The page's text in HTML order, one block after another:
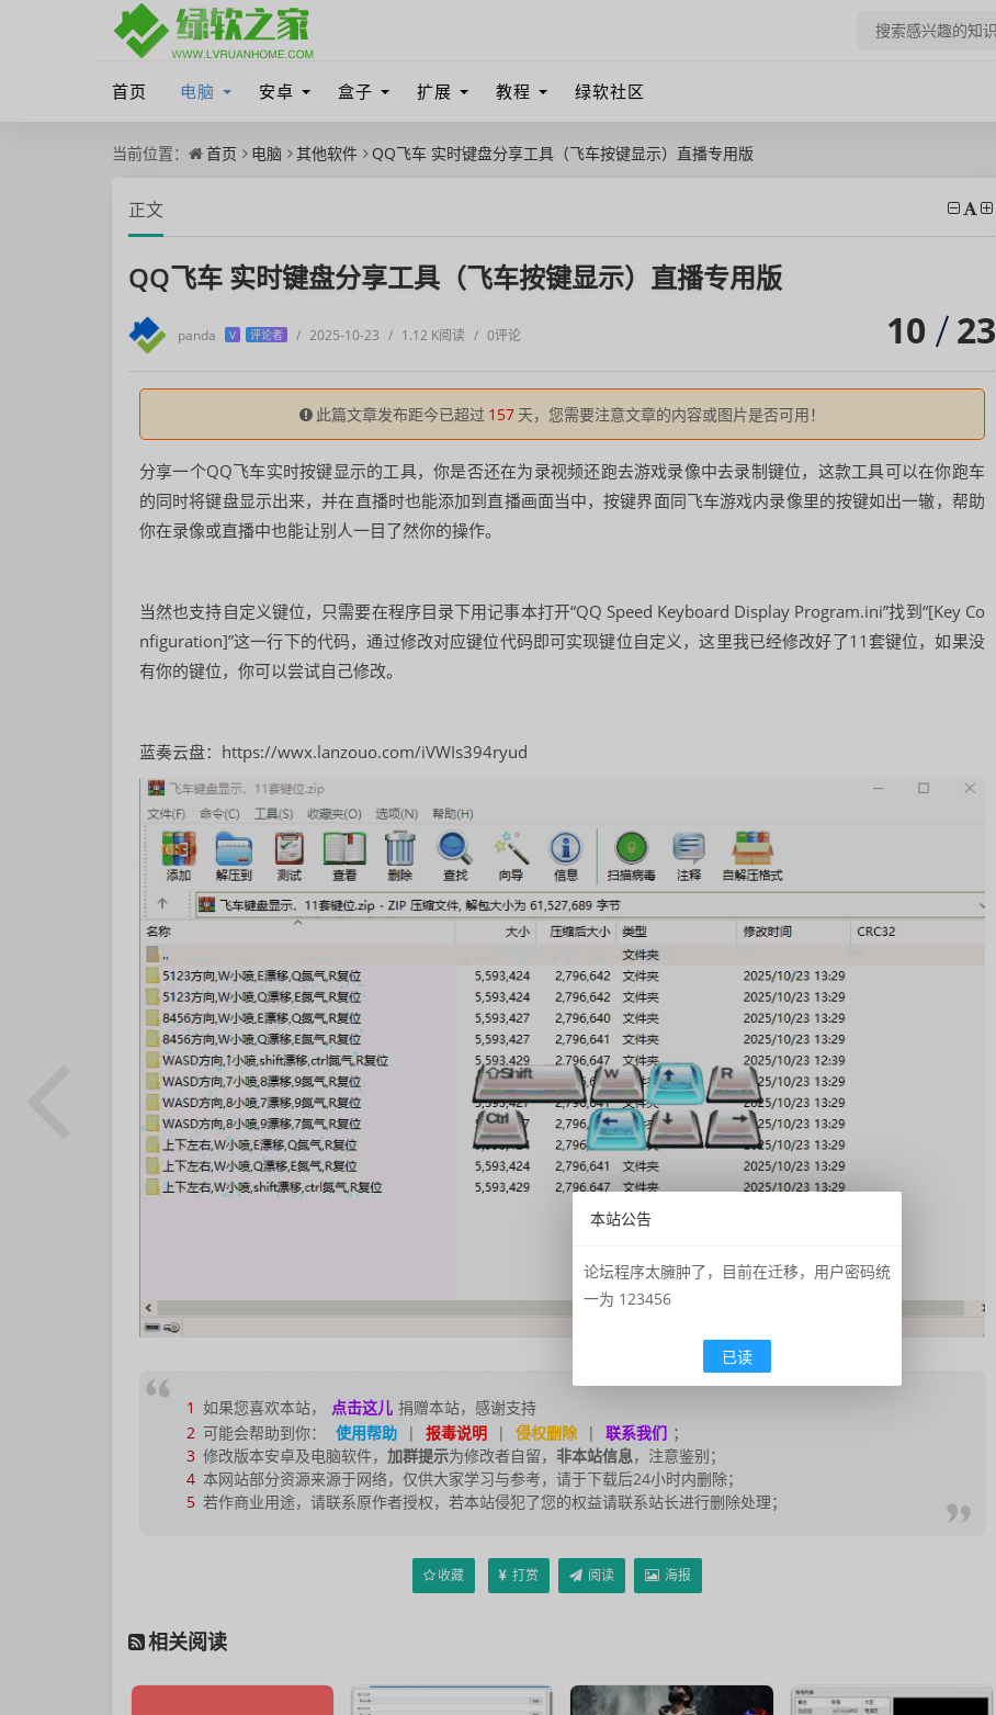
首页 电脑 安卓 盒子 扩展 教程 绿软社区
当前位置： 首页 电脑 其他软件 QQ飞车 实时键盘分享工具（飞车按键显示）直播专用版
正文
QQ飞车 实时键盘分享工具（飞车按键显示）直播专用版
panda V 评论者 / 2025-10-23 / 1.12 K阅读 / 0评论 10 23
此篇文章发布距今已超过 157 天，您需要注意文章的内容或图片是否可用！
分享一个QQ飞车实时按键显示的工具，你是否还在为录视频还跑去游戏录像中去录制键位，这款工具可以在你跑车
的同时将键盘显示出来，并在直播时也能添加到直播画面当中，按键界面同飞车游戏内录像里的按键如出一辙，帮助
你在录像或直播中也能让别人一目了然你的操作。
当然也支持自定义键位，只需要在程序目录下用记事本打开“QQ Speed Keyboard Display Program.ini”找到“[Key Co
nfiguration]”这一行下的代码，通过修改对应键位代码即可实现键位自定义，这里我已经修改好了11套键位，如果没
有你的键位，你可以尝试自己修改。
蓝奏云盘：https://wwx.lanzouo.com/iVWIs394ryud
1 如果您喜欢本站， 点击这儿 捐赠本站，感谢支持
2 可能会帮助到你： 使用帮助 | 报毒说明 | 侵权删除 | 联系我们 ；
3 修改版本安卓及电脑软件， 加群提示为修改者自留， 非本站信息，注意鉴别；
4 本网站部分资源来源于网络，仅供大家学习与参考，请于下载后24小时内删除；
5 若作商业用途，请联系原作者授权，若本站侵犯了您的权益请联系站长进行删除处理；
收藏 打赏 阅读 海报
相关阅读
本站公告
论坛程序太臃肿了，目前在迁移，用户密码统
一为 123456
已读